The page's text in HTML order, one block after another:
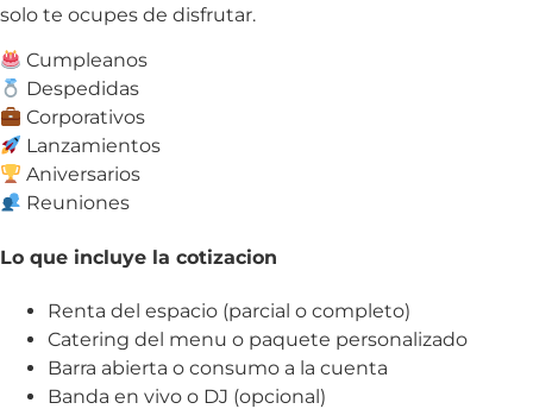
solo te ocupes de disfrutar.
Cumpleanos
Despedidas
Corporativos
Lanzamientos
Aniversarios
Reuniones
Lo que incluye la cotizacion
Renta del espacio (parcial o completo)
Catering del menu o paquete personalizado
Barra abierta o consumo a la cuenta
Banda en vivo o DJ (opcional)